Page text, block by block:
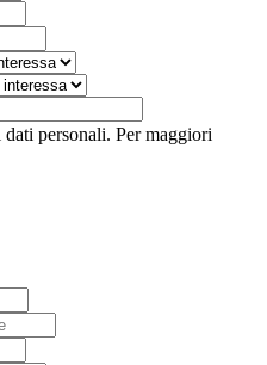
personali. Per maggiori